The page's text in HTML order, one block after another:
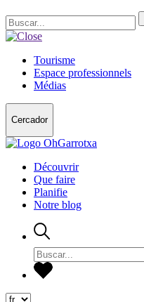
Tourisme
Espace professionnels
Médias
Cercador
Découvrir
Que faire
Planifie
Notre blog